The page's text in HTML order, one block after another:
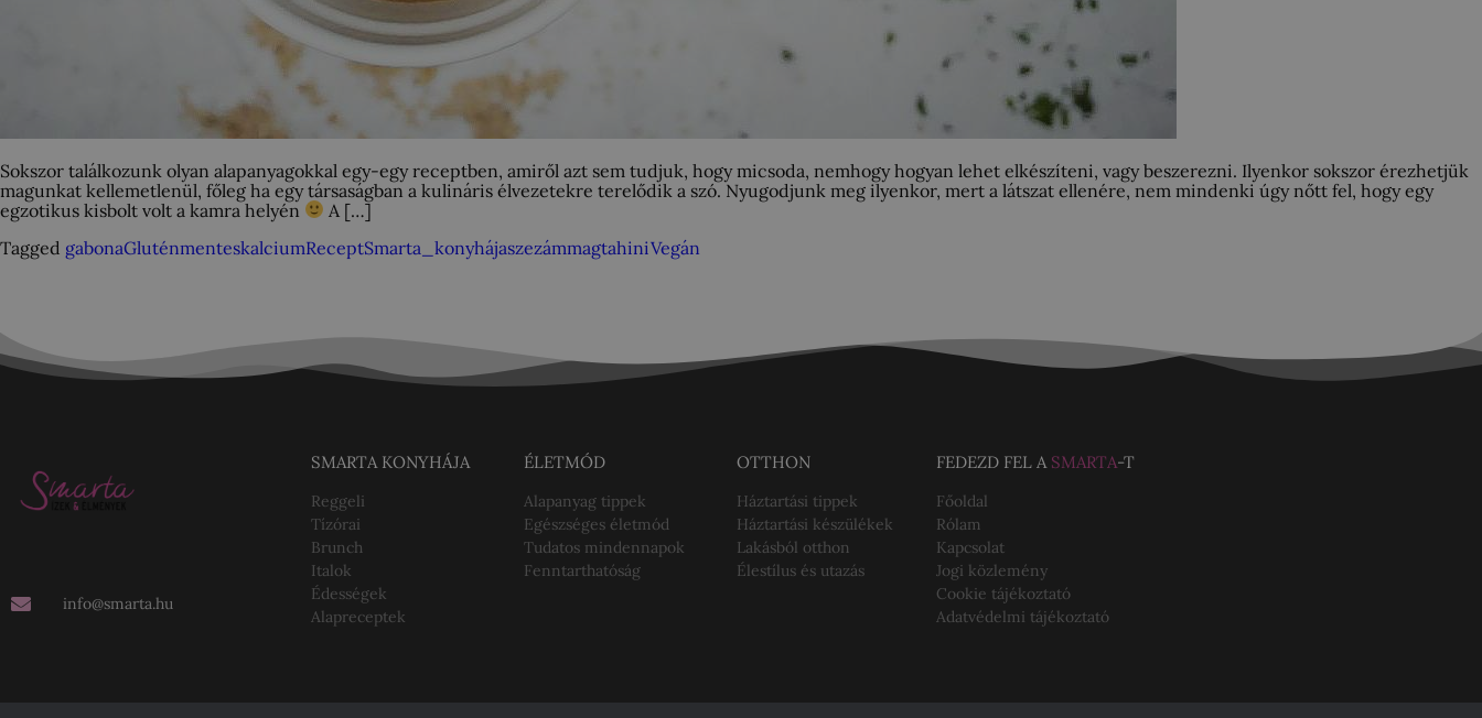
Sokszor találkozunk olyan alapanyagokkal egy-egy receptben, amiről azt sem tudjuk, hogy micsoda, nemhogy hogyan lehet elkészíteni, vagy beszerezni. Ilyenkor sokszor érezhetjük
magunkat kellemetlenül, főleg ha egy társaságban a kulináris élvezetekre terelődik a szó. Nyugodjunk meg ilyenkor, mert a látszat ellenére, nem mindenki úgy nőtt fel, hogy egy
egzotikus kisbolt volt a kamra helyén
A […]
Tagged gabonaGluténmenteskalciumReceptSmarta_konyhájaszezámmagtahiniVegán
info@smarta.hu
SMARTA KONYHÁJA
Reggeli
Tízórai
Brunch
Italok
Édességek
Alapreceptek
ÉLETMÓD
Alapanyag tippek
Egészséges életmód
Tudatos mindennapok
Fenntarthatóság
OTTHON
Háztartási tippek
Háztartási készülékek
Lakásból otthon
Élestílus és utazás
FEDEZD FEL A SMARTA-T
Főoldal
Rólam
Kapcsolat
Jogi közlemény
Cookie tájékoztató
Adatvédelmi tájékoztató